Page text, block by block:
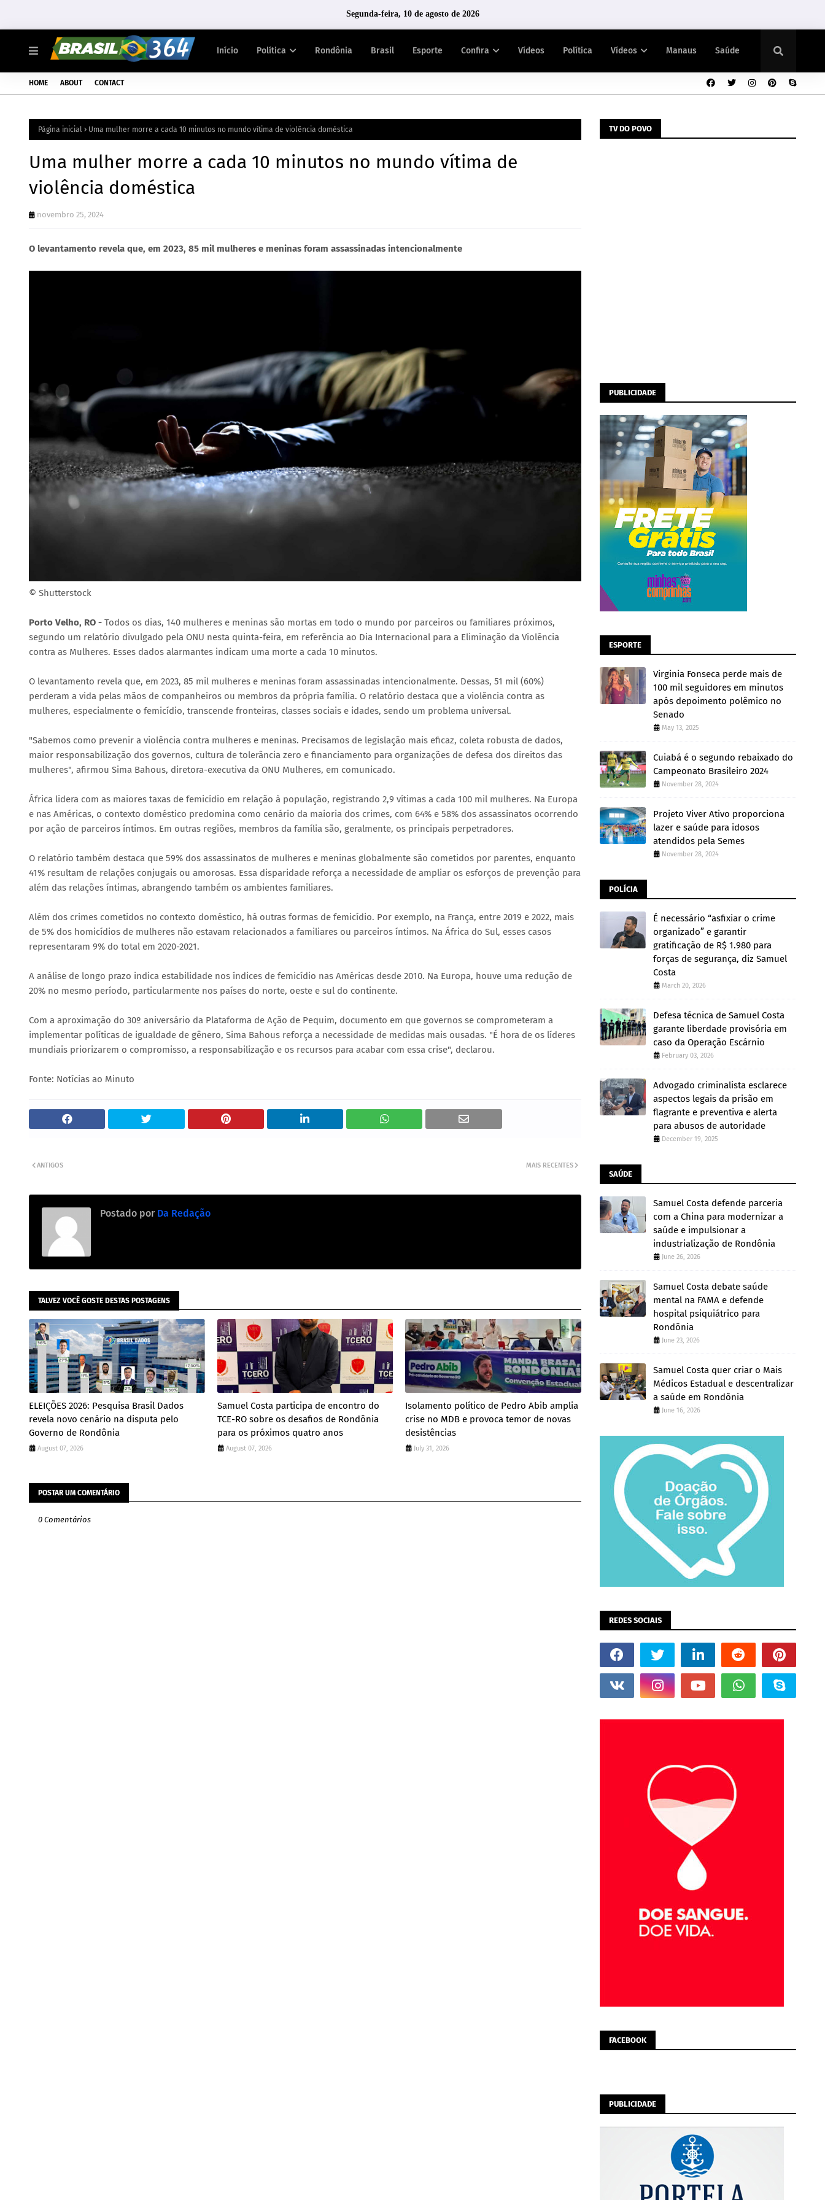
Segunda-feira, 10 de agosto de 2026
Início Política Rondônia Brasil Esporte Confira Vídeos Política Vídeos Manaus Saúde
HOME ABOUT CONTACT
Página inicial Uma mulher morre a cada 10 minutos no mundo vítima de violência doméstica
Uma mulher morre a cada 10 minutos no mundo vítima de
violência doméstica
novembro 25, 2024
O levantamento revela que, em 2023, 85 mil mulheres e meninas foram assassinadas intencionalmente
© Shutterstock
Porto Velho, RO - Todos os dias, 140 mulheres e meninas são mortas em todo o mundo por parceiros ou familiares próximos,
segundo um relatório divulgado pela ONU nesta quinta-feira, em referência ao Dia Internacional para a Eliminação da Violência
contra as Mulheres. Esses dados alarmantes indicam uma morte a cada 10 minutos.
O levantamento revela que, em 2023, 85 mil mulheres e meninas foram assassinadas intencionalmente. Dessas, 51 mil (60%)
perderam a vida pelas mãos de companheiros ou membros da própria família. O relatório destaca que a violência contra as
mulheres, especialmente o femicídio, transcende fronteiras, classes sociais e idades, sendo um problema universal.
"Sabemos como prevenir a violência contra mulheres e meninas. Precisamos de legislação mais eficaz, coleta robusta de dados,
maior responsabilização dos governos, cultura de tolerância zero e financiamento para organizações de defesa dos direitos das
mulheres", afirmou Sima Bahous, diretora-executiva da ONU Mulheres, em comunicado.
África lidera com as maiores taxas de femicídio em relação à população, registrando 2,9 vítimas a cada 100 mil mulheres. Na Europa
e nas Américas, o contexto doméstico predomina como cenário da maioria dos crimes, com 64% e 58% dos assassinatos ocorrendo
por ação de parceiros íntimos. Em outras regiões, membros da família são, geralmente, os principais perpetradores.
O relatório também destaca que 59% dos assassinatos de mulheres e meninas globalmente são cometidos por parentes, enquanto
41% resultam de relações conjugais ou amorosas. Essa disparidade reforça a necessidade de ampliar os esforços de prevenção para
além das relações íntimas, abrangendo também os ambientes familiares.
Além dos crimes cometidos no contexto doméstico, há outras formas de femicídio. Por exemplo, na França, entre 2019 e 2022, mais
de 5% dos homicídios de mulheres não estavam relacionados a familiares ou parceiros íntimos. Na África do Sul, esses casos
representaram 9% do total em 2020-2021.
A análise de longo prazo indica estabilidade nos índices de femicídio nas Américas desde 2010. Na Europa, houve uma redução de
20% no mesmo período, particularmente nos países do norte, oeste e sul do continente.
Com a aproximação do 30º aniversário da Plataforma de Ação de Pequim, documento em que governos se comprometeram a
implementar políticas de igualdade de gênero, Sima Bahous reforça a necessidade de medidas mais ousadas. "É hora de os líderes
mundiais priorizarem o compromisso, a responsabilização e os recursos para acabar com essa crise", declarou.
Fonte: Notícias ao Minuto
MAIS RECENTES
ANTIGOS
Postado por Da Redação
TALVEZ VOCÊ GOSTE DESTAS POSTAGENS
ELEIÇÕES 2026: Pesquisa Brasil Dados
revela novo cenário na disputa pelo
Governo de Rondônia
August 07, 2026
Samuel Costa participa de encontro do
TCE-RO sobre os desafios de Rondônia
para os próximos quatro anos
August 07, 2026
Isolamento político de Pedro Abib amplia
crise no MDB e provoca temor de novas
desistências
July 31, 2026
POSTAR UM COMENTÁRIO
0 Comentários
TV DO POVO
PUBLICIDADE
ESPORTE
Virginia Fonseca perde mais de
100 mil seguidores em minutos
após depoimento polêmico no
Senado
May 13, 2025
Cuiabá é o segundo rebaixado do
Campeonato Brasileiro 2024
November 28, 2024
Projeto Viver Ativo proporciona
lazer e saúde para idosos
atendidos pela Semes
November 28, 2024
POLÍCIA
É necessário “asfixiar o crime
organizado” e garantir
gratificação de R$ 1.980 para
forças de segurança, diz Samuel
Costa
March 20, 2026
Defesa técnica de Samuel Costa
garante liberdade provisória em
caso da Operação Escárnio
February 03, 2026
Advogado criminalista esclarece
aspectos legais da prisão em
flagrante e preventiva e alerta
para abusos de autoridade
December 19, 2025
SAÚDE
Samuel Costa defende parceria
com a China para modernizar a
saúde e impulsionar a
industrialização de Rondônia
June 26, 2026
Samuel Costa debate saúde
mental na FAMA e defende
hospital psiquiátrico para
Rondônia
June 23, 2026
Samuel Costa quer criar o Mais
Médicos Estadual e descentralizar
a saúde em Rondônia
June 16, 2026
REDES SOCIAIS
FACEBOOK
PUBLICIDADE